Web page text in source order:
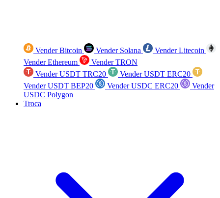
Vender Bitcoin Vender Solana
Vender Litecoin
Vender Ethereum
Vender TRON
Vender USDT TRC20
Vender USDT ERC20
Vender USDT BEP20
Vender USDC ERC20
Vender
USDC Polygon
Troca